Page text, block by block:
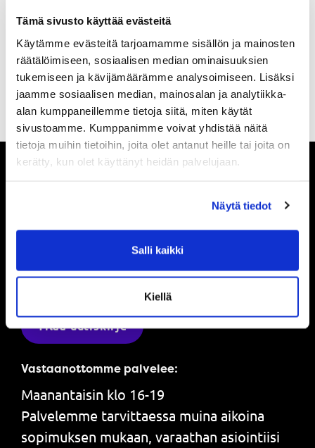
Tämä sivusto käyttää evästeitä
Käytämme evästeitä tarjoamamme sisällön ja mainosten
räätälöimiseen, sosiaalisen median ominaisuuksien
tukemiseen ja kävijämäärämme analysoimiseen. Lisäksi
jaamme sosiaalisen median, mainosalan ja analytiikka-
alan kumppaneillemme tietoja siitä, miten käytät
sivustoamme. Kumppanimme voivat yhdistää näitä
tietoja muihin tietoihin, joita olet antanut heille tai joita on
kerätty, kun olet käyttänyt heidän palvelujaan.
Näytä tiedot
Salli kaikki
Kiellä
(*) Tieto on pakollinen
tarjouksemme.
Tilaa uutiskirje
Vastaanottomme palvelee:
Maanantaisin klo 16-19
Palvelemme tarvittaessa muina aikoina
sopimuksen mukaan, varaathan asiointiisi